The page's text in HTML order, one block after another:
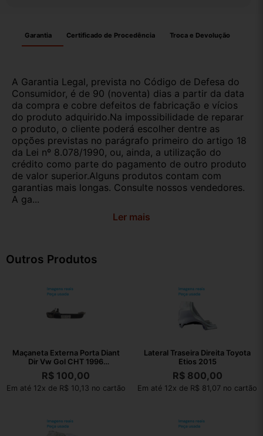
Garantia Certificado de Procedência Troca e Devolução
A Garantia Legal, prevista no Código de Defesa do
Consumidor, é de 90 (noventa) dias a partir da data
da compra e cobre defeitos de fabricação e vícios
do produto adquirido.Na impossibilidade de reparar
o produto, o cliente poderá escolher dentre as
opções previstas no parágrafo primeiro do artigo 18
da Lei nº 8.078/1990, ou, ainda, a utilização do
crédito como parte do pagamento de outro produto
de valor superior.Alguns produtos contam com
garantias mais longas. Consulte nossos vendedores.
A ga...
Ler mais
Outros Produtos
Maçaneta Externa Porta Diant
Dir Vw Gol CHT 1996
377837205
R$ 100,00
Em até 12x de R$ 10,13 no cartão
Lateral Traseira Direita Toyota
Etios 2015
R$800,00
Em até 12x de R$ 81,07 no cartão